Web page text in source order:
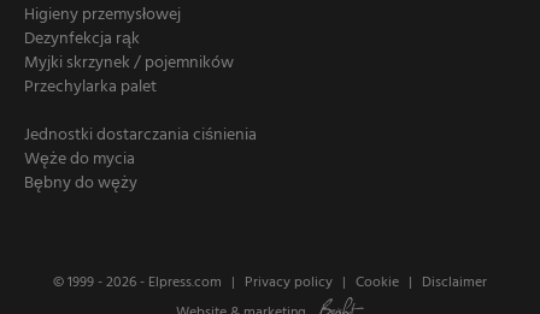
Higieny przemysłowej
Dezynfekcja rąk
Myjki skrzynek / pojemników
Przechylarka palet
Jednostki dostarczania ciśnienia
Węże do mycia
Bębny do węży
© 1999 - 2026 - Elpress.com Privacy policy Cookie
Disclaimer